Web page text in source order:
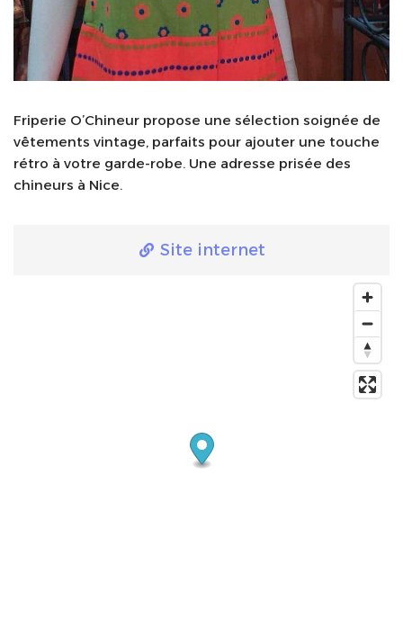
Friperie O’Chineur propose une sélection soignée de
vêtements vintage, parfaits pour ajouter une touche
rétro à votre garde-robe. Une adresse prisée des
chineurs à Nice.
Site internet